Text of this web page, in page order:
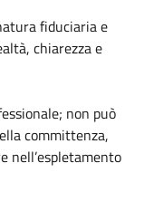
fiduciaria e
chiarezza e
non può
committenza,
nell’espletamento